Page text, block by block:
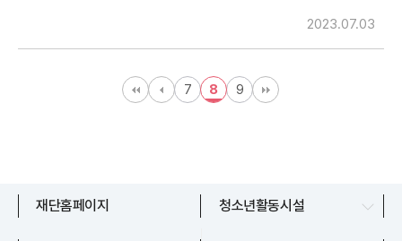
2023.07.03
7 8 9
재단홈페이지 청소년활동시설
문산청소년센터